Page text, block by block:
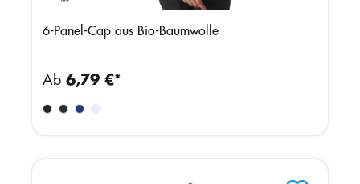
6-Panel-Cap aus Bio-Baumwolle
Ab 6,79 €*